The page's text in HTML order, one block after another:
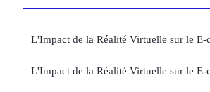
L'Impact de la Réalité Virtuelle sur le E-
L'Impact de la Réalité Virtuelle sur le E-